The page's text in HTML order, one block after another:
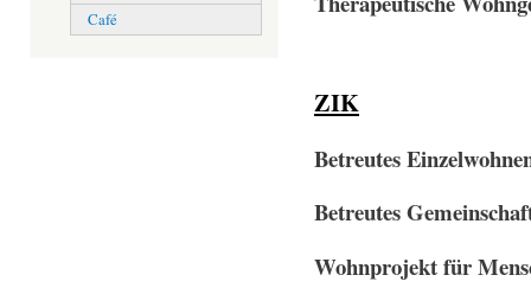
Café
ZIK
Betreutes
Betreutes
Wohnprojekt für